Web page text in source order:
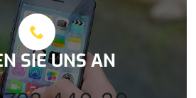
SIE UNS AN